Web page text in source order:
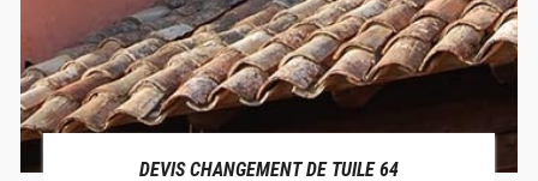
DEVIS CHANGEMENT DE TUILE 64